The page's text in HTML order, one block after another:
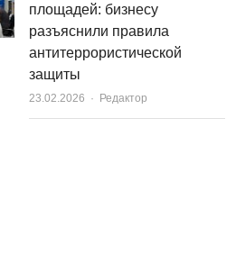
площадей: бизнесу
разъяснили правила
антитеррористической
защиты
23.02.2026 Author
Редактор